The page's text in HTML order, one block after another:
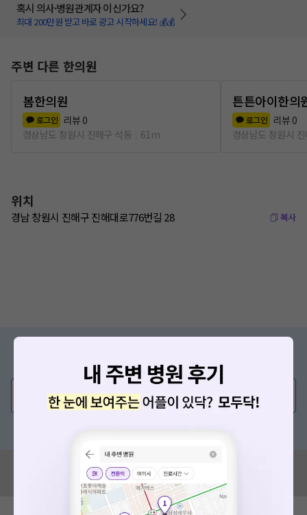
혹시 의사·병원관계자 이신가요?
최대 200만원 받고 바로 광고 시작하세요! 💰💰
주변 다른 한의원
봄한의원
로그인 리뷰 0
경상남도 창원시 진해구 석동
61m
튼튼아이한의
로그인 리뷰 0
경상남도 창원시
위치
경남 창원시 진해구 진해대로776번길 28 복사
의사가 직접 답해드려요!
💬 무엇이든 물어보세요
혹시 잘못된 병원정보가 있나요?
모두닥 팀에 알려주세요!